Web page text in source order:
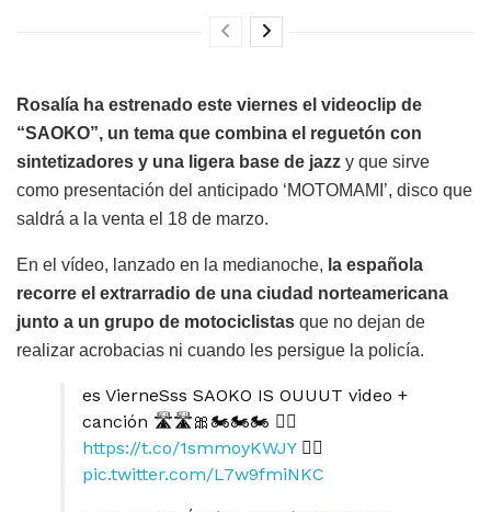
Rosalía ha estrenado este viernes el videoclip de
“SAOKO”, un tema que combina el reguetón con
sintetizadores y una ligera base de jazz y que sirve
como presentación del anticipado ‘MOTOMAMI’, disco que
saldrá a la venta el 18 de marzo.
En el vídeo, lanzado en la medianoche, la española
recorre el extrarradio de una ciudad norteamericana
junto a un grupo de motociclistas que no dejan de
realizar acrobacias ni cuando les persigue la policía.
es VierneSss SAOKO IS OUUUT video +
canción 🛣🛣🎀🏍🏍🏍 ❤️‍🔥
https://t.co/1smmoyKWJY❤️‍🔥
pic.twitter.com/L7w9fmiNKC